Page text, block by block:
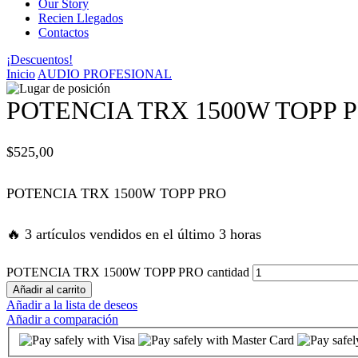
al
al
Our Story
Recien Llegados
Contactos
¡Descuentos!
InicioAUDIO PROFESIONAL
POTENCIA TRX 1500W TOPP
$525,00
POTENCIA TRX 1500W TOPP PRO
🔥 3 artículos vendidos en el último 3 horas
POTENCIA TRX 1500W TOPP PRO cantidad
Añadir al carrito
Añadir a la lista de deseos
Añadir a comparación